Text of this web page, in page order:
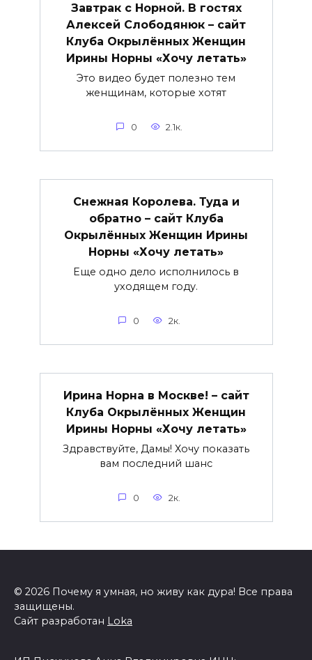
Завтрак с Норной. В гостях
Алексей Слободянюк – сайт
Клуба Окрылённых Женщин
Ирины Норны «Хочу летать»
Это видео будет полезно тем
женщинам, которые хотят
0 2.1к.
Снежная Королева. Туда и
обратно – сайт Клуба
Окрылённых Женщин Ирины
Норны «Хочу летать»
Еще одно дело исполнилось в
уходящем году.
0 2к.
Ирина Норна в Москве! – сайт
Клуба Окрылённых Женщин
Ирины Норны «Хочу летать»
Здравствуйте, Дамы! Хочу показать
вам последний шанс
0 2к.
© 2026 Почему я умная, но живу как дура! Все права
защищены.
Сайт разработан Loka